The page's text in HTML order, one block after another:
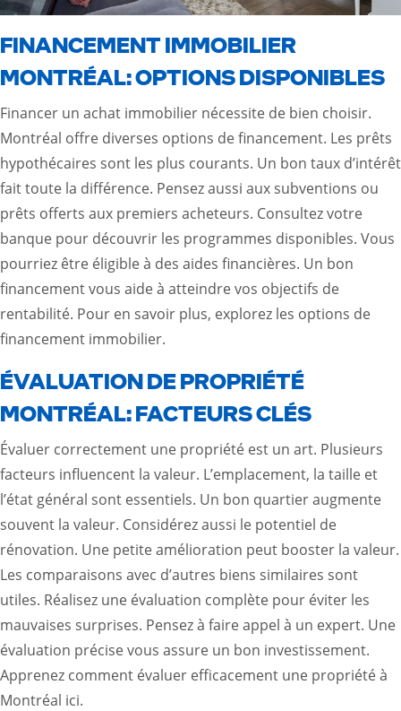
FINANCEMENT IMMOBILIER
MONTRÉAL: OPTIONS DISPONIBLES
Financer un achat immobilier nécessite de bien choisir.
Montréal offre diverses options de financement. Les prêts
hypothécaires sont les plus courants. Un bon taux d’intérêt
fait toute la différence. Pensez aussi aux subventions ou
prêts offerts aux premiers acheteurs. Consultez votre
banque pour découvrir les programmes disponibles. Vous
pourriez être éligible à des aides financières. Un bon
financement vous aide à atteindre vos objectifs de
rentabilité. Pour en savoir plus, explorez les options de
financement immobilier.
ÉVALUATION DE PROPRIÉTÉ
MONTRÉAL: FACTEURS CLÉS
Évaluer correctement une propriété est un art. Plusieurs
facteurs influencent la valeur. L’emplacement, la taille et
l’état général sont essentiels. Un bon quartier augmente
souvent la valeur. Considérez aussi le potentiel de
rénovation. Une petite amélioration peut booster la valeur.
Les comparaisons avec d’autres biens similaires sont
utiles. Réalisez une évaluation complète pour éviter les
mauvaises surprises. Pensez à faire appel à un expert. Une
évaluation précise vous assure un bon investissement.
Apprenez comment évaluer efficacement une propriété à
Montréal ici.